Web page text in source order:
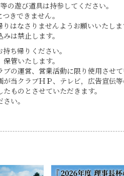
の遊び道具は持参してください。
きできません。
はなさりませんようお願いいたしま
は禁止します。
ち帰りください。
管いたします。
の運営、営業活動に限り使用させて
当クラブＨＰ、テレビ，広告宣伝等
ものとさせていただきます。
い。